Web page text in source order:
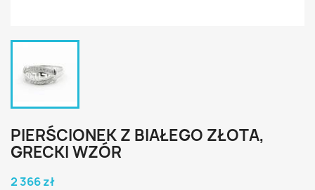
PIERŚCIONEK Z BIAŁEGO ZŁOTA,
GRECKI WZÓR
2 366 zł